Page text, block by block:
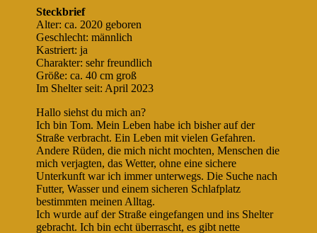
Steckbrief
Alter: ca. 2020 geboren
Geschlecht: männlich
Kastriert: ja
Charakter: sehr freundlich
Größe: ca. 40 cm groß
Im Shelter seit: April 2023
Hallo siehst du mich an?
Ich bin Tom. Mein Leben habe ich bisher auf der
Straße verbracht. Ein Leben mit vielen Gefahren.
Andere Rüden, die mich nicht mochten, Menschen die
mich verjagten, das Wetter, ohne eine sichere
Unterkunft war ich immer unterwegs. Die Suche nach
Futter, Wasser und einem sicheren Schlafplatz
bestimmten meinen Alltag.
Ich wurde auf der Straße eingefangen und ins Shelter
gebracht. Ich bin echt überrascht, es gibt nette